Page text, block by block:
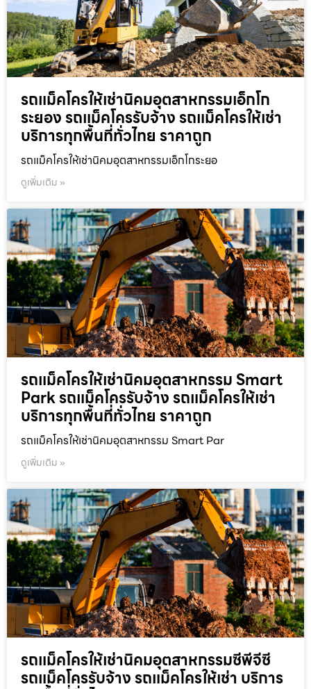
รถแม็คโครให้เช่านิคมอุตสาหกรรมเอ็กโก
ระยอง รถแม็คโครรับจ้าง รถแม็คโครให้เช่า
บริการทุกพื้นที่ทั่วไทย ราคาถูก
รถแม็คโครให้เช่านิคมอุตสาหกรรมเอ็กโกระยอ
ดูเพิ่มเติม »
รถแม็คโครให้เช่านิคมอุตสาหกรรม Smart
Park รถแม็คโครรับจ้าง รถแม็คโครให้เช่า
บริการทุกพื้นที่ทั่วไทย ราคาถูก
รถแม็คโครให้เช่านิคมอุตสาหกรรม Smart Par
ดูเพิ่มเติม »
รถแม็คโครให้เช่านิคมอุตสาหกรรมซีพีจีซี
รถแม็คโครรับจ้าง รถแม็คโครให้เช่า บริการ